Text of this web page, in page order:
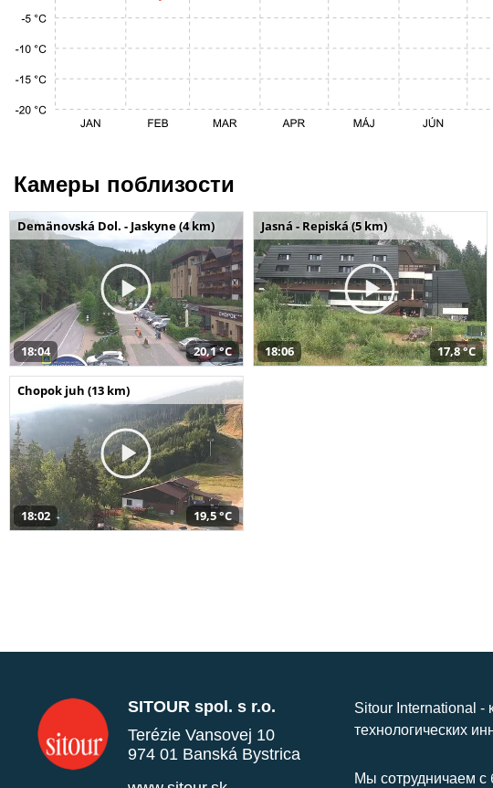
Камеры поблизости
Demänovská Dol. - Jaskyne (4 km)
18:04 20,1 °C
Jasná - Repiská (5 km)
18:06 17,8 °C
Chopok juh (13 km)
18:02 19,5 °C
SITOUR spol. s r.o.
Terézie Vansovej 10
974 01 Banská Bystrica
Sitour International -
технологических
Мы сотрудничаем с